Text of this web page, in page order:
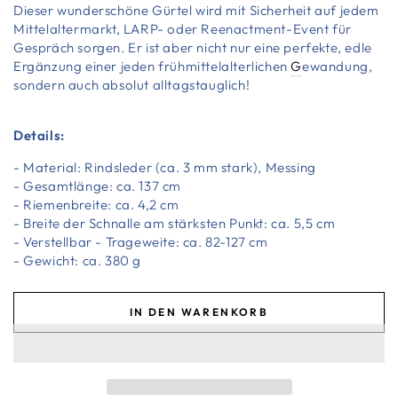
Dieser wunderschöne Gürtel wird mit Sicherheit auf jedem
Mittelaltermarkt, LARP- oder Reenactment-Event für
Gespräch sorgen. Er ist aber nicht nur eine perfekte, edle
Ergänzung einer jeden frühmittelalterlichenGewandung,
sondern auch absolut alltagstauglich!
Details:
- Material: Rindsleder (ca. 3 mm stark), Messing
- Gesamtlänge: ca. 137 cm
- Riemenbreite: ca. 4,2 cm
- Breite der Schnalle am stärksten Punkt: ca. 5,5 cm
- Verstellbar - Trageweite: ca. 82-127 cm
- Gewicht: ca. 380 g
IN DEN WARENKORB